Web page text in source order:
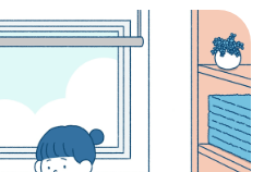
ABCハウジングトップ
アカウント登録